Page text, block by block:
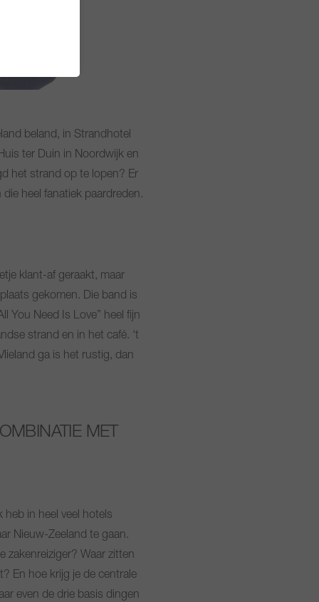
beland, in Strandhotel
ter Duin in Noordwijk en
het strand op te lopen? Er
heel fanatiek paardreden.
klant-af geraakt, maar
gekomen. Die band is
You Need Is Love” heel fijn
strand en in het café. ‘t
ga is het rustig, dan
MET
heb in heel veel hotels
Nieuw-Zeeland te gaan.
zakenreiziger? Waar zitten
En hoe krijg je de centrale
even de drie basis dingen